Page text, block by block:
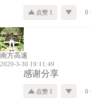
点赞 1 0
南方高速
2020-3-30 19:11:49
感谢分享
点赞 1 0